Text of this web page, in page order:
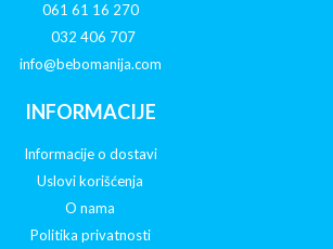
061 61 16 270
032 406 707
info@bebomanija.com
INFORMACIJE
Informacije o dostavi
Uslovi korišćenja
O nama
Politika privatnosti